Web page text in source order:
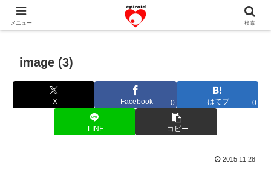
恋愛共感エピソード。あなたのストーリーを変えていく！。
image (3)
X Facebook 0 はてブ 0
LINE コピー
2015.11.28
メニュー 検索